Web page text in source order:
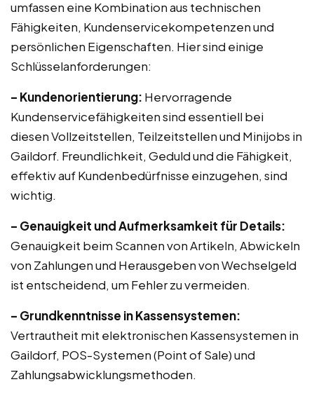
umfassen eine Kombination aus technischen
Fähigkeiten, Kundenservicekompetenzen und
persönlichen Eigenschaften. Hier sind einige
Schlüsselanforderungen:
– Kundenorientierung: Hervorragende
Kundenservicefähigkeiten sind essentiell bei
diesen Vollzeitstellen, Teilzeitstellen und Minijobs in
Gaildorf. Freundlichkeit, Geduld und die Fähigkeit,
effektiv auf Kundenbedürfnisse einzugehen, sind
wichtig.
– Genauigkeit und Aufmerksamkeit für Details:
Genauigkeit beim Scannen von Artikeln, Abwickeln
von Zahlungen und Herausgeben von Wechselgeld
ist entscheidend, um Fehler zu vermeiden.
– Grundkenntnisse in Kassensystemen:
Vertrautheit mit elektronischen Kassensystemen in
Gaildorf, POS-Systemen (Point of Sale) und
Zahlungsabwicklungsmethoden.